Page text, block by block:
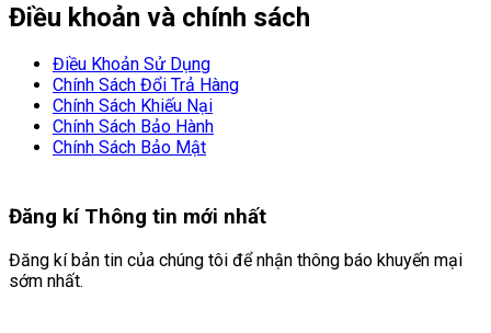
Điều khoản và chính sách
Điều Khoản Sử Dụng
Chính Sách Đổi Trả Hàng
Chính Sách Khiếu Nại
Chính Sách Bảo Hành
Chính Sách Bảo Mật
Đăng kíThông tin mới nhất
Đăng kí bản tin của chúng tôi để nhận thông báo khuyến mại
sớm nhất.